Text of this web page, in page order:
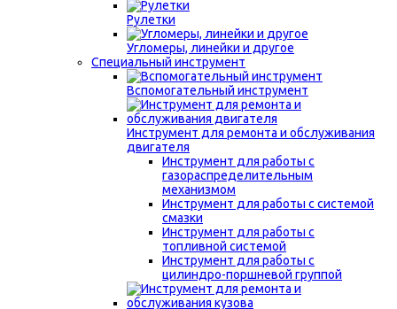
Рулетки
Угломеры, линейки и другое
Специальный инструмент
Вспомогательный инструмент
Инструмент для ремонта и обслуживания
двигателя
Инструмент для работы с
газораспределительным
механизмом
Инструмент для работы с системой
смазки
Инструмент для работы с
топливной системой
Инструмент для работы с
цилиндро-поршневой группой